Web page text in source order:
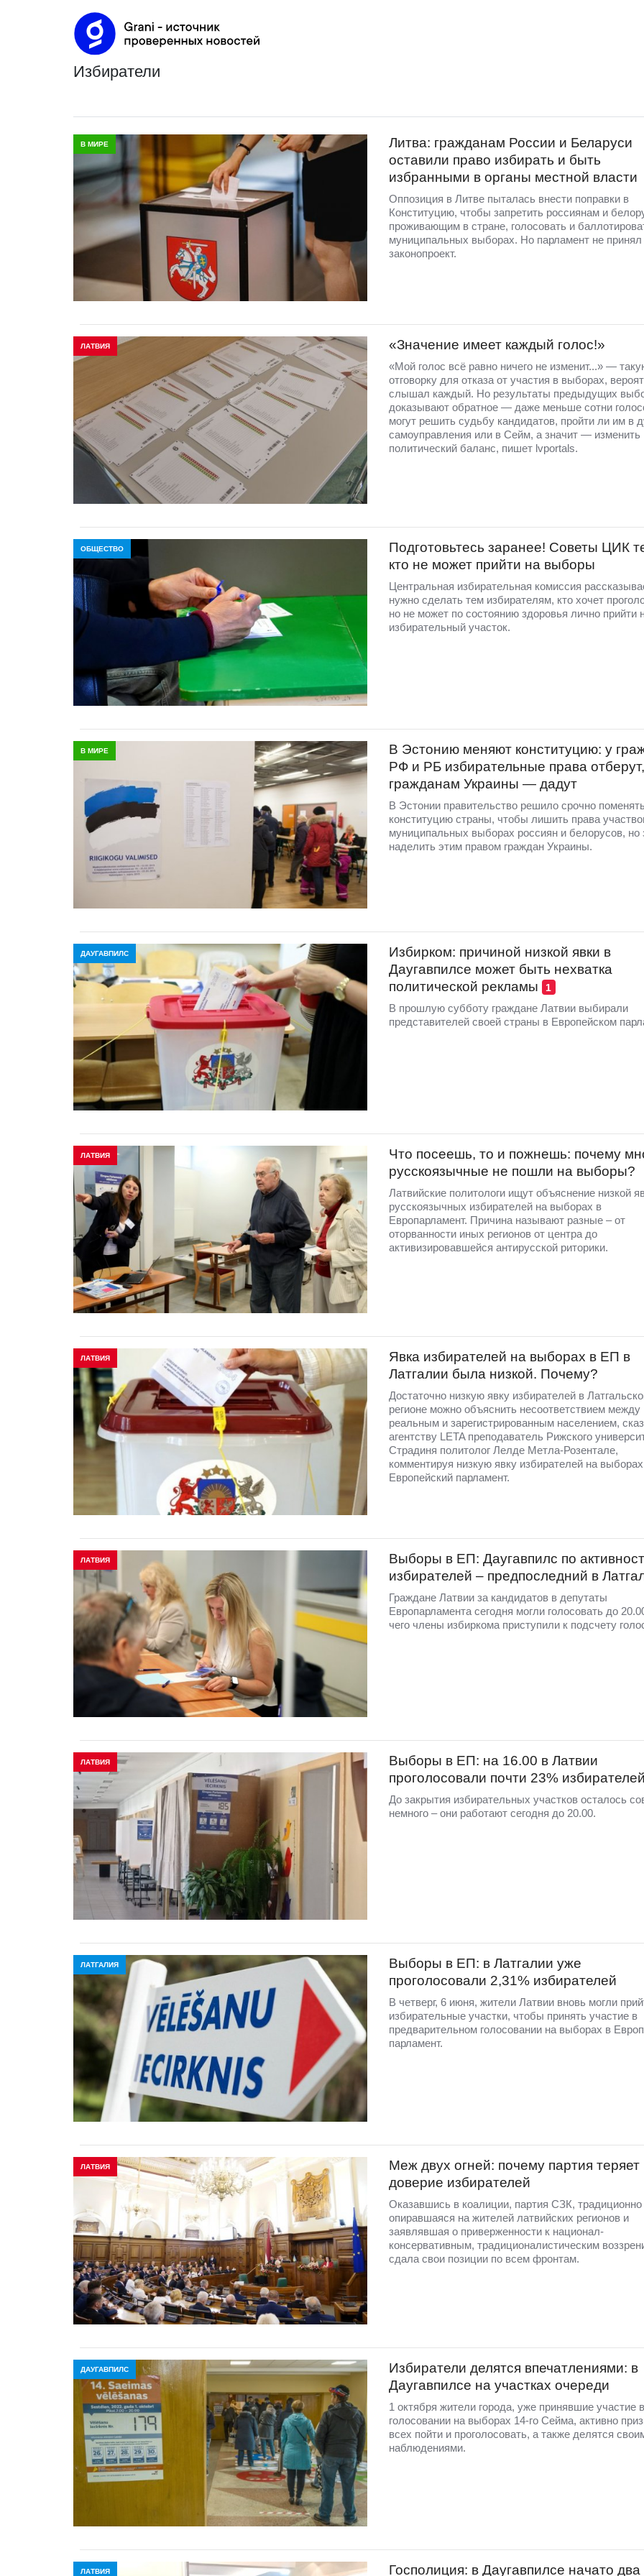
избиратели
В МИРЕ
Литва: гражданам России и Беларуси
оставили право избирать и быть
избранными в органы местной власти
Оппозиция в Литве пыталась внести поправки в
Конституцию, чтобы запретить россиянам и
проживающим в стране, голосовать и
муниципальных выборах. Но парламент не принял
законопроект.
ЛАТВИЯ «Значение имеет каждый голос!»
«Мой голос всё равно ничего не изменит...» —
отговорку для отказа от участия в выборах,
слышал каждый. Но результаты предыдущих
доказывают обратное — даже меньше сотни
могут решить судьбу кандидатов, пройти ли им в
самоуправления или в Сейм, а значит — изменить
политический баланс, пишет lvportals.
ОБЩЕСТВО
Подготовьтесь заранее! Советы ЦИК
кто не может прийти на выборы
Центральная избирательная комиссия
нужно сделать тем избирателям, кто хочет
но не может по состоянию здоровья лично прийти
избирательный участок.
В МИРЕ
В Эстонию меняют конституцию: у
РФ и РБ избирательные права отберут,
гражданам Украины — дадут
В Эстонии правительство решило срочно поменять
конституцию страны, чтобы лишить права
муниципальных выборах россиян и белорусов, но
наделить этим правом граждан Украины.
ДАУГАВПИЛС
Избирком: причиной низкой явки в
Даугавпилсе может быть нехватка
политической рекламы
1
В прошлую субботу граждане Латвии выбирали
представителей своей страны в Европейском
ЛАТВИЯ
Что посеешь, то и пожнешь: почему
русскоязычные не пошли на выборы?
Латвийские политологи ищут объяснение низкой
русскоязычных избирателей на выборах в
Европарламент. Причина называют разные – от
оторванности иных регионов от центра до
активизировавшейся антирусской риторики.
ЛАТВИЯ
Явка избирателей на выборах в ЕП в
Латгалии была низкой. Почему?
Достаточно низкую явку избирателей в
регионе можно объяснить несоответствием между
реальным и зарегистрированным населением,
агентству LETA преподаватель Рижского
Страдиня политолог Лелде Метла-Розентале,
комментируя низкую явку избирателей на
Европейский парламент.
ЛАТВИЯ
Выборы в ЕП: Даугавпилс по
избирателей – предпоследний в
Граждане Латвии за кандидатов в депутаты
Европарламента сегодня могли голосовать до
чего члены избиркома приступили к подсчету
ЛАТВИЯ
Выборы в ЕП: на 16.00 в Латвии
проголосовали почти 23% избирателей
До закрытия избирательных участков осталось
немного – они работают сегодня до 20.00.
ЛАТГАЛИЯ
Выборы в ЕП: в Латгалии уже
проголосовали 2,31% избирателей
В четверг, 6 июня, жители Латвии вновь могли
избирательные участки, чтобы принять участие в
предварительном голосовании на выборах в
парламент.
ЛАТВИЯ
Меж двух огней: почему партия теряет
доверие избирателей
Оказавшись в коалиции, партия СЗК, традиционно
опиравшаяся на жителей латвийских регионов и
заявлявшая о приверженности к национал-
консервативным, традиционалистическим
сдала свои позиции по всем фронтам.
ДАУГАВПИЛС
Избиратели делятся впечатлениями: в
Даугавпилсе на участках очереди
1 октября жители города, уже принявшие участие в
голосовании на выборах 14-го Сейма, активно
всех пойти и проголосовать, а также делятся
наблюдениями.
ЛАТВИЯ Госполиция: в Даугавпилсе начато два